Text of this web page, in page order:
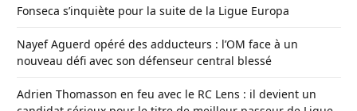
Fonseca s’inquiète pour la suite de la Ligue Europa
Nayef Aguerd opéré des adducteurs : l’OM face à un
nouveau défi avec son défenseur central blessé
Adrien Thomasson en feu avec le RC Lens : il devient un